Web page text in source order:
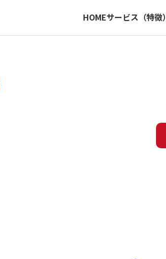
HOMEサービス（特徴）